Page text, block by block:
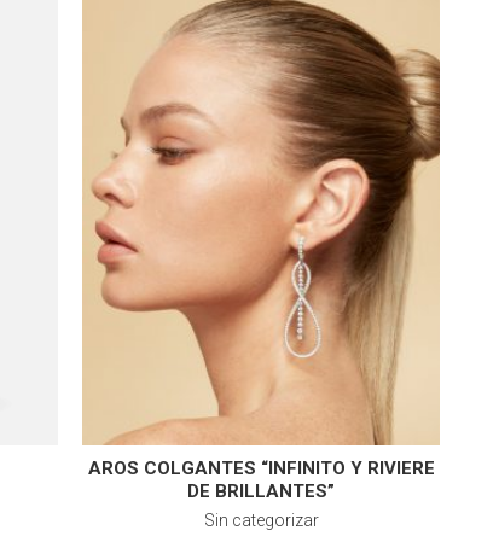
AROS COLGANTES “INFINITO Y RIVIERE
DE BRILLANTES”
Sin categorizar